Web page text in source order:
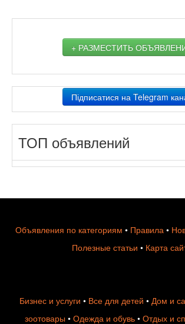
+ РАЗМЕСТИТЬ
Підписатися на Telegram
ТОП объявлений
Объявления по категориям • Правила •
Полезные статьи • Карта
Бизнес и услуги • Все для детей • Дом и
зоотовары • Одежда и обувь • Отдых и